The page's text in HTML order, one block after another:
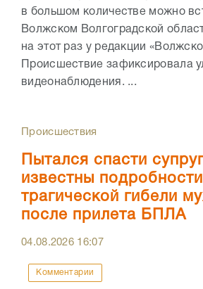
в большом количестве можно
Волжском Волгоградской
на этот раз у редакции
Происшествие зафиксировала
видеонаблюдения. ...
Происшествия
Пытался спасти
известны подробности
трагической гибели
после прилета БПЛА
04.08.2026 16:07
Комментарии